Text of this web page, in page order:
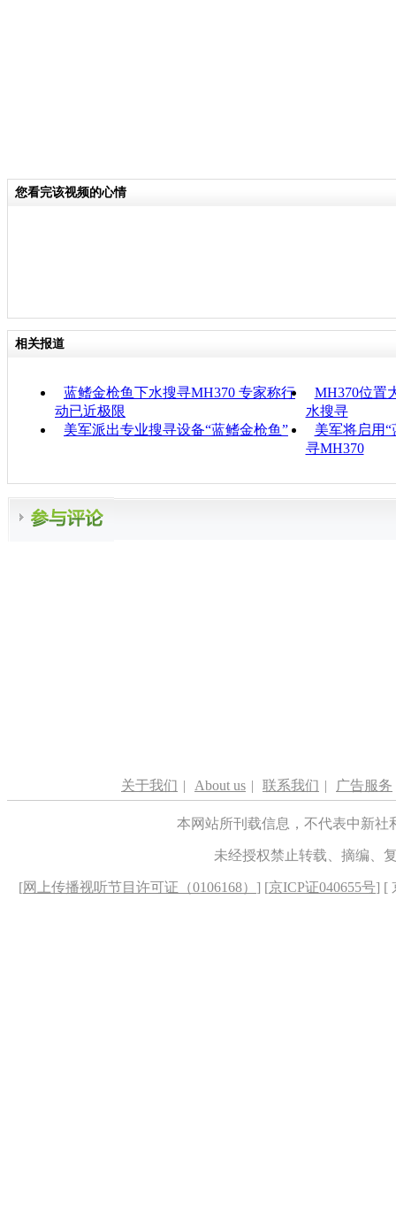
您看完该视频的心情
相关报道
蓝鳍金枪鱼下水搜寻MH370 专家称行
动已近极限
MH370位置
水搜寻
美军派出专业搜寻设备“蓝鳍金枪鱼”
美军将启用
寻MH370
关于我们 | About us | 联系我们 | 广告服务
本网站所刊载信息，不代表中新
未经授权禁止转载、摘编、
[网上传播视听节目许可证（0106168） ] [京ICP证040655号] [